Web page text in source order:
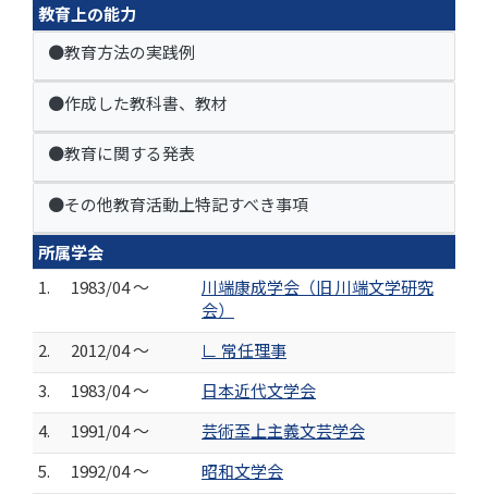
教育上の能力
●教育方法の実践例
●作成した教科書、教材
●教育に関する発表
●その他教育活動上特記すべき事項
所属学会
1.
1983/04 ～
川端康成学会（旧 川端文学研究
会）
2.
2012/04 ～
∟ 常任理事
3.
1983/04 ～
日本近代文学会
4.
1991/04 ～
芸術至上主義文芸学会
5.
1992/04 ～
昭和文学会